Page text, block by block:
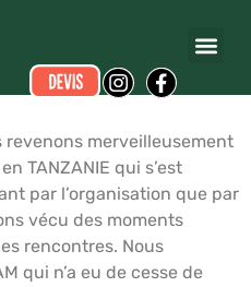
2018 au 12/10/2018
revenons merveilleusement
TANZANIE qui s’est
par l’organisation que par
vécu des moments
rencontres. Nous
qui n’a eu de cesse de